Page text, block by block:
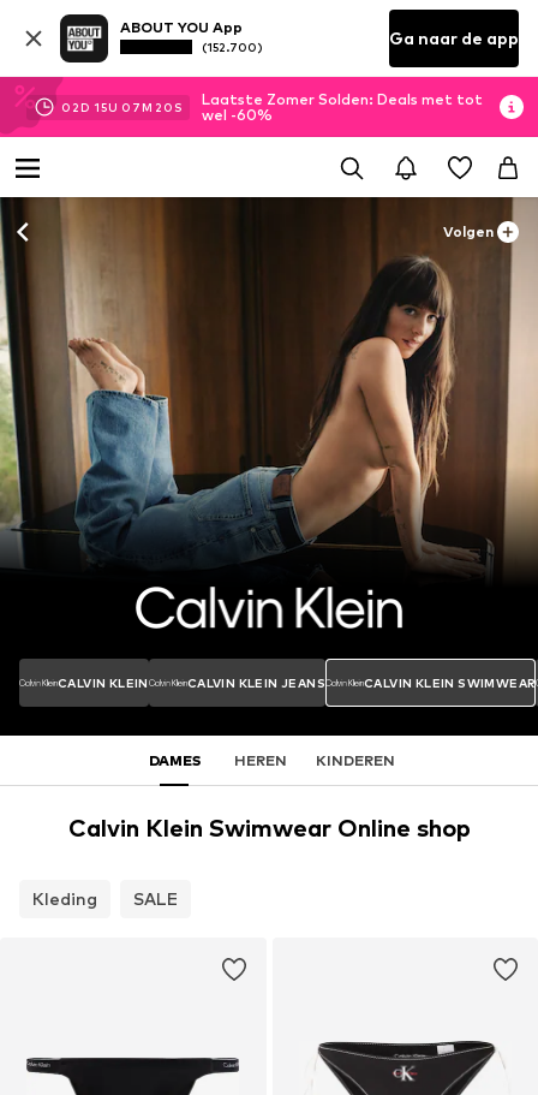
ABOUT YOU App
(152.700) Ga naar de app
02D 15U 07M 19 S
Laatste Zomer Solden: Deals met tot
wel -60%
Volgen
CALVIN KLEIN CALVIN KLEIN JEANS CALVIN KLEIN SWIMWEAR
DAMES HEREN KINDEREN
Calvin Klein Swimwear Online shop
Kleding SALE